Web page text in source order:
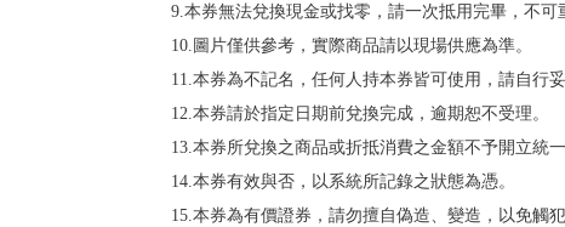
9.本券無法兌換現金或找零，請一次抵用完畢，不可
10.圖片僅供參考，實際商品請以現場供應為準。
11.本券為不記名，任何人持本券皆可使用，請自行
12.本券請於指定日期前兌換完成，逾期恕不受理。
13.本券所兌換之商品或折抵消費之金額不予開立統一
14.本券有效與否，以系統所記錄之狀態為憑。
15.本券為有價證券，請勿擅自偽造、變造，以免觸犯